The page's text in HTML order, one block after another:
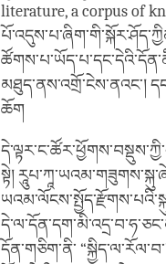
literature, a corpus of
མཐུད་ནས་འགྲོ་ངེས་ནའང་།
ཆོག
སྟེ།
དོན་གཅིག་ནི་